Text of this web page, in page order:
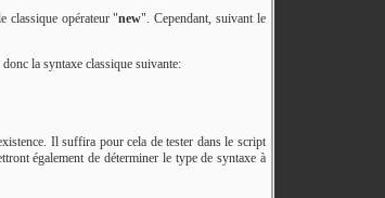
classique opérateur "new". Cependant, suivant le
la syntaxe classique suivante:
Il suffira pour cela de tester dans le script
également de déterminer le type de syntaxe à